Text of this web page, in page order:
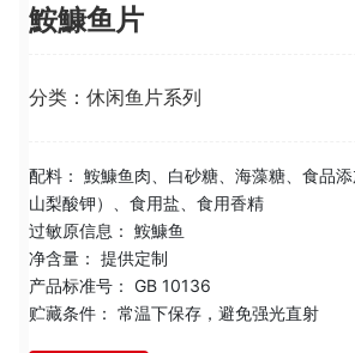
鮟鱇鱼片
分类： 休闲鱼片系列
配料： 鮟鱇鱼肉、白砂糖、海藻糖、食品添
山梨酸钾）、食用盐、食用香精
过敏原信息： 鮟鱇鱼
净含量： 提供定制
产品标准号： GB 10136
贮藏条件： 常温下保存，避免强光直射